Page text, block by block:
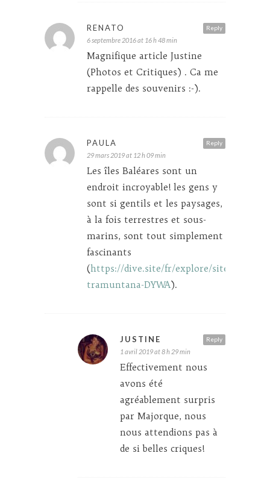
Reply
RENATO
6 septembre 2016 at 16 h 48 min
Magnifique article Justine
(Photos et Critiques) . Ca me
rappelle des souvenirs :-).
Reply
PAULA
29 mars 2019 at 12 h 09 min
Les îles Baléares sont un
endroit incroyable! les gens y
sont si gentils et les paysages,
à la fois terrestres et sous-
marins, sont tout simplement
fascinants
(https://dive.site/fr/explore/site/cap-
tramuntana-DYWA).
Reply
JUSTINE
1 avril 2019 at 8 h 29 min
Effectivement nous
avons été
agréablement surpris
par Majorque, nous
nous attendions pas à
de si belles criques!